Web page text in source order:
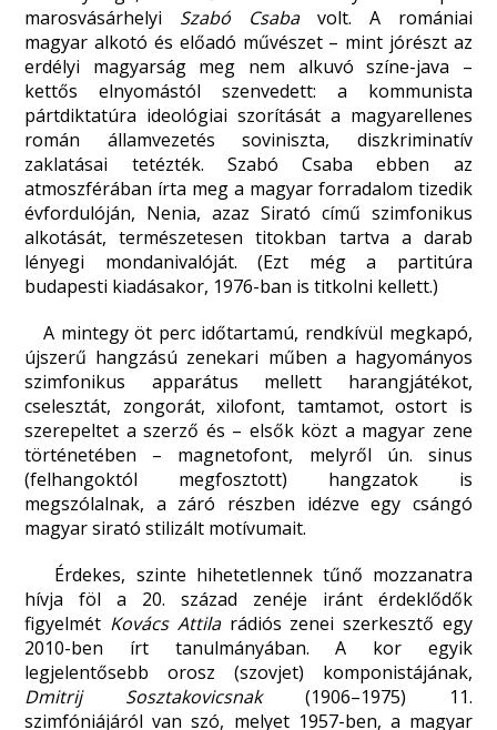
marosvásárhelyi Szabó Csabavolt. A romániai
magyar alkotó és előadó művészet – mint jórészt az
erdélyi magyarság meg nem alkuvó színe-java –
kettős elnyomástól szenvedett: a kommunista
pártdiktatúra ideológiai szorítását a magyarellenes
román államvezetés soviniszta, diszkriminatív
zaklatásai tetézték. Szabó Csaba ebben az
atmoszférában írta meg a magyar forradalom tizedik
évfordulóján, Nenia, azaz Sirató című szimfonikus
alkotását, természetesen titokban tartva a darab
lényegi mondanivalóját. (Ezt még a partitúra
budapesti kiadásakor, 1976-ban is titkolni kellett.)
A mintegy öt perc időtartamú, rendkívül megkapó,
újszerű hangzású zenekari műben a hagyományos
szimfonikus apparátus mellett harangjátékot,
cselesztát, zongorát, xilofont, tamtamot, ostort is
szerepeltet a szerző és – elsők közt a magyar zene
történetében – magnetofont, melyről ún. sinus
(felhangoktól megfosztott) hangzatok is
megszólalnak, a záró részben idézve egy csángó
magyar sirató stilizált motívumait.
Érdekes, szinte hihetetlennek tűnő mozzanatra
hívja föl a 20. század zenéje iránt érdeklődők
figyelmét Kovács Attilarádiós zenei szerkesztő egy
2010-ben írt tanulmányában. A kor egyik
legjelentősebb orosz (szovjet) komponistájának,
Dmitrij Sosztakovicsnak(1906–1975) 11.
szimfóniájáról van szó, melyet 1957-ben, a magyar